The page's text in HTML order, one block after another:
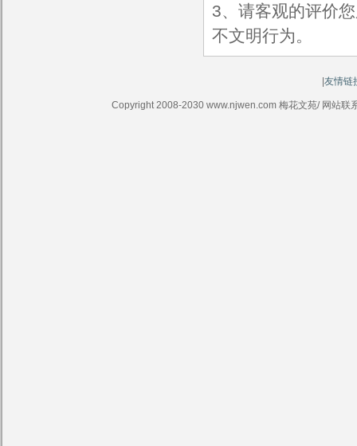
3、请客观的评价
不文明行为。
|友情链
Copyright 2008-2030 www.njwen.com 梅花文苑/ 网站